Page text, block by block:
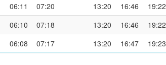
06:11 07:20 13:20 16:46 19:22
06:10 07:18 13:20 16:46 19:22
06:08 07:17 13:20 16:47 19:23